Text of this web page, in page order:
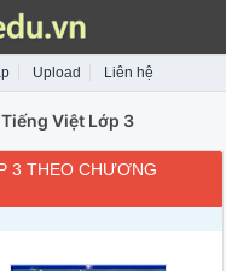
Upload Liên hệ
Tiếng Việt Lớp 3
3 THEO CHƯƠNG